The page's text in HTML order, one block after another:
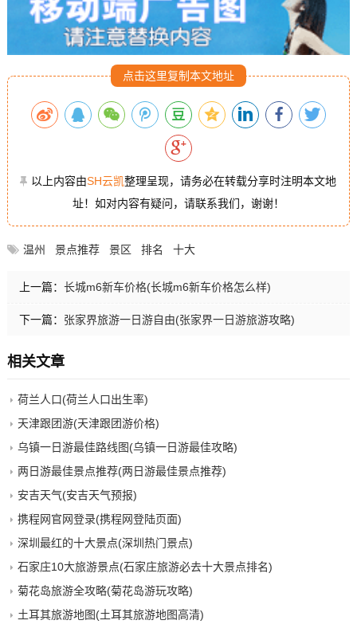
点击这里复制本文地址
以上内容由SH云凯整理呈现，请务必在转载分享时注明本文地
址！如对内容有疑问，请联系我们，谢谢！
温州 景点推荐 景区 排名 十大
上一篇： 长城m6新车价格(长城m6新车价格怎么样)
下一篇： 张家界旅游一日游自由(张家界一日游旅游攻略)
相关文章
荷兰人口(荷兰人口出生率)
天津跟团游(天津跟团游价格)
乌镇一日游最佳路线图(乌镇一日游最佳攻略)
两日游最佳景点推荐(两日游最佳景点推荐)
安吉天气(安吉天气预报)
携程网官网登录(携程网登陆页面)
深圳最红的十大景点(深圳热门景点)
石家庄10大旅游景点(石家庄旅游必去十大景点排名)
菊花岛旅游全攻略(菊花岛游玩攻略)
土耳其旅游地图(土耳其旅游地图高清)